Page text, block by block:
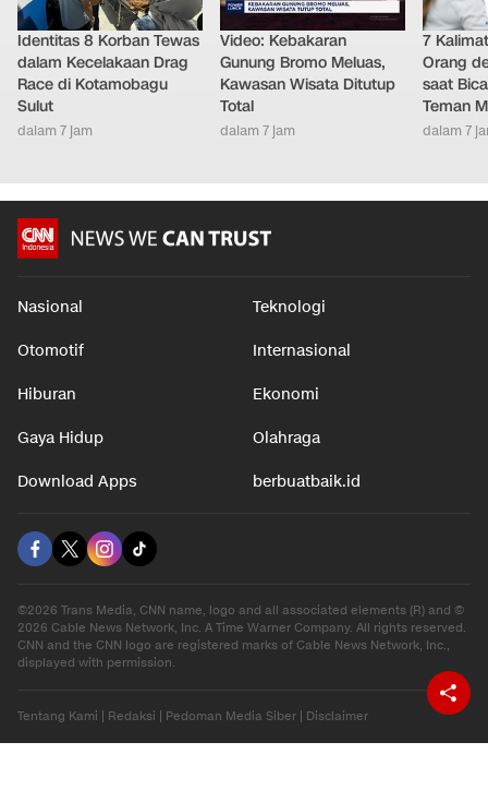
Identitas 8 Korban Tewas
dalam Kecelakaan Drag
Race di Kotamobagu
Sulut
dalam 7 jam
Video: Kebakaran
Gunung Bromo Meluas,
Kawasan Wisata Ditutup
Total
dalam 7 jam
7
Orang
saat
Teman
dalam 7
Nasional Teknologi
Otomotif Internasional
Hiburan Ekonomi
Gaya Hidup Olahraga
Download Apps berbuatbaik.id
©2026 Trans Media, CNN name, logo and all associated elements (R) and ©
2026 Cable News Network, Inc. A Time Warner Company. All rights reserved.
CNN and the CNN logo are registered marks of Cable News Network, Inc.,
displayed with permission.
Tentang Kami Redaksi Pedoman Media Siber Disclaimer